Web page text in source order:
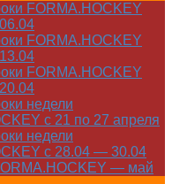
FORMA.HOCKEY
FORMA.HOCKEY
FORMA.HOCKEY
недели
с 21 по 27 апреля
недели
с 28.04 — 30.04
— май